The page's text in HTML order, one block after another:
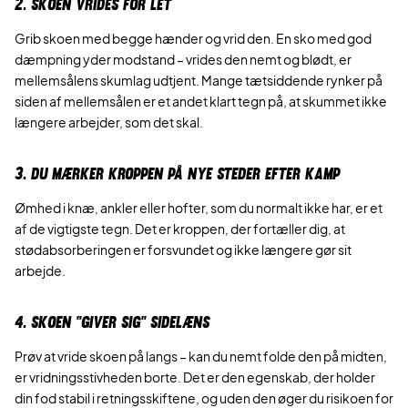
2. SKOEN VRIDES FOR LET
Grib skoen med begge hænder og vrid den. En sko med god
dæmpning yder modstand – vrides den nemt og blødt, er
mellemsålens skumlag udtjent. Mange tætsiddende rynker på
siden af mellemsålen er et andet klart tegn på, at skummet ikke
længere arbejder, som det skal.
3. DU MÆRKER KROPPEN PÅ NYE STEDER EFTER KAMP
Ømhed i knæ, ankler eller hofter, som du normalt ikke har, er et
af de vigtigste tegn. Det er kroppen, der fortæller dig, at
stødabsorberingen er forsvundet og ikke længere gør sit
arbejde.
4. SKOEN “GIVER SIG” SIDELÆNS
Prøv at vride skoen på langs – kan du nemt folde den på midten,
er vridningsstivheden borte. Det er den egenskab, der holder
din fod stabil i retningsskiftene, og uden den øger du risikoen for